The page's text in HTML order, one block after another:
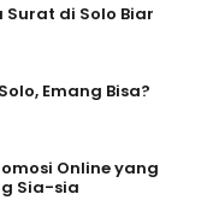
Surat di Solo Biar
Emang Bisa?
Online yang
Sia-sia